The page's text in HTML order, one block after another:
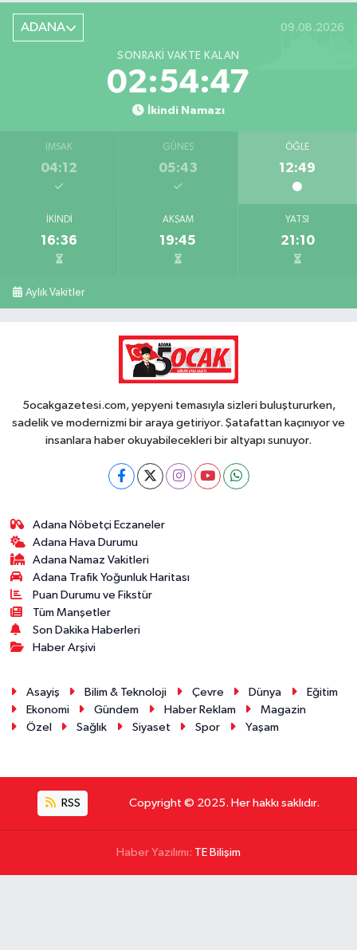
ADANA 09.08.2026
SONRAKI VAKTE KALAN
02:54:46
İkindi Namazı
İMSAK
04:12
GÜNEŞ
05:43
ÖĞLE
12:49
İKINDI
16:36
AKŞAM
19:45
YATSI
21:10
Aylık Vakitler
5ocakgazetesi.com, yepyeni temasıyla sizleri buluştururken,
sadelik ve modernizmi bir araya getiriyor. Şatafattan kaçınıyor ve
insanlara haber okuyabilecekleri bir altyapı sunuyor.
Adana Nöbetçi Eczaneler
Adana Hava Durumu
Adana Namaz Vakitleri
Adana Trafik Yoğunluk Haritası
Puan Durumu ve Fikstür
Tüm Manşetler
Son Dakika Haberleri
Haber Arşivi
Asayiş Bilim & Teknoloji Çevre Dünya
Eğitim
Ekonomi
Gündem Haber Reklam
Magazin
Özel
Sağlık Siyaset Spor Yaşam
RSS Copyright © 2025. Her hakkı saklıdır.
Haber Yazılımı: TE Bilişim